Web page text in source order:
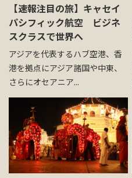
【速報注目の旅】キャセイ
パシフィック航空 ビジネ
スクラスで世界へ
アジアを代表するハブ空港、香
港を拠点にアジア諸国や中東、
さらにオセアニア...